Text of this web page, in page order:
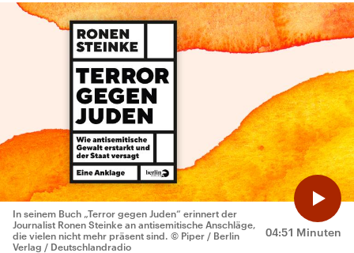
04:51 Minuten
In seinem Buch „Terror gegen Juden“ erinnert der
Journalist Ronen Steinke an antisemitische Anschläge,
die vielen nicht mehr präsent sind. © Piper / Berlin
Verlag / Deutschlandradio